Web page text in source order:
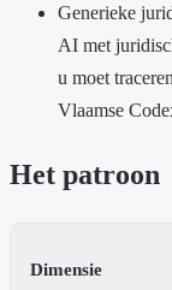
Generieke
AI met
u moet
Vlaamse
Het patroon
Dimensie